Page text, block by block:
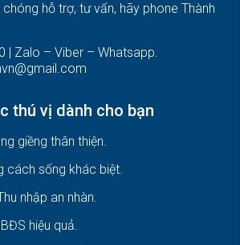
hỗ trợ, tư vấn, hãy phone Thành
| Zalo – Viber – Whatsapp.
thú vị dành cho bạn
giềng thân thiện.
cách sống khác biệt.
nhập an nhàn.
hiệu quả.